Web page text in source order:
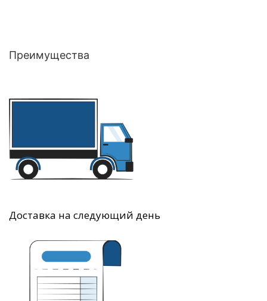
Преимущества
Доставка на следующий день